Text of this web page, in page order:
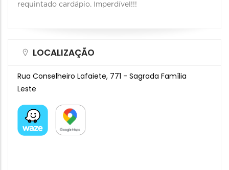
requintado cardápio. Imperdível!!!
LOCALIZAÇÃO
Rua Conselheiro Lafaiete, 771 - Sagrada Família
Leste